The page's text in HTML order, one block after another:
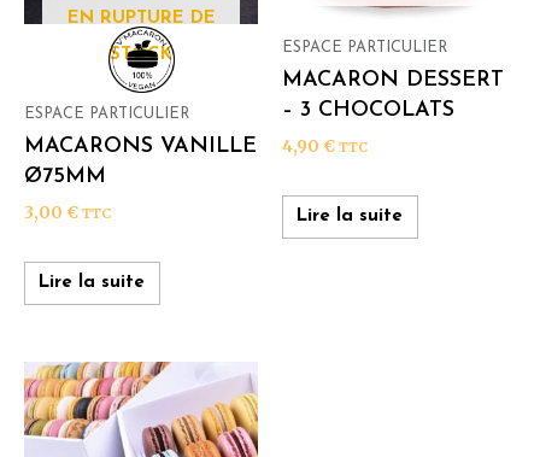
EN RUPTURE DE
STOCK
ESPACE PARTICULIER
MACARONS VANILLE
Ø75MM
3,00 € TTC
Lire la suite
ESPACE PARTICULIER
MACARON DESSERT
– 3 CHOCOLATS
4,90 € TTC
Lire la suite